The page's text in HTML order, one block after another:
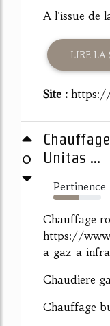
A l'issue de
LIRE LA
Site :
0
Unitas ...
Pertinence
54%
Chauffage
https://
a-gaz-a-
Chaudiere
Chauffage